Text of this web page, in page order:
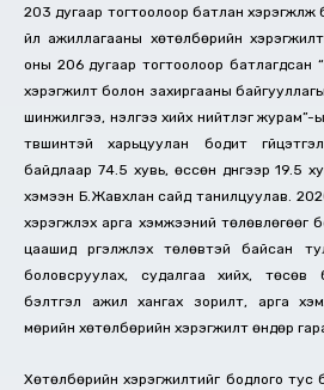
203 дугаар тогтоолоор батлан
үйл ажиллагааны хөтөлбөрийн
оны 206 дугаар тогтоолоор батлагдсан
хэрэгжилт болон захиргааны
шинжилгээ, үнэлгээ хийх нийтлэг журам”-
түвшинтэй харьцуулан бодит
байдлаар 74.5 хувь, өссөн дүнгээр 19.5
хэмээн Б.Жавхлан сайд танилцуулав.
хэрэгжүүлэх арга хэмжээний төлөвлөгөөг
цаашид үргэлжлэх төлөвтэй байсан
боловсруулах, судалгаа хийх, төсөв
бэлтгэл ажил хангах зорилт, арга
мөрийн хөтөлбөрийн хэрэгжилт өндөр
Хөтөлбөрийн хэрэгжилтийг бодлого тус